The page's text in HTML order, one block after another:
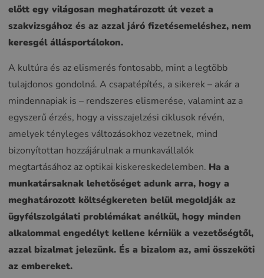
előtt egy világosan meghatározott út vezet a
szakvizsgához és az azzal járó fizetésemeléshez, nem
keresgél állásportálokon.
A kultúra és az elismerés fontosabb, mint a legtöbb
tulajdonos gondolná. A csapatépítés, a sikerek – akár a
mindennapiak is – rendszeres elismerése, valamint az a
egyszerű érzés, hogy a visszajelzési ciklusok révén,
amelyek tényleges változásokhoz vezetnek, mind
bizonyítottan hozzájárulnak a munkavállalók
megtartásához az optikai kiskereskedelemben. Ha a
munkatársaknak lehetőséget adunk arra, hogy a
meghatározott költségkereten belül megoldják az
ügyfélszolgálati problémákat anélkül, hogy minden
alkalommal engedélyt kellene kérniük a vezetőségtől,
azzal bizalmat jelezünk. És a bizalom az, ami összeköti
az embereket.